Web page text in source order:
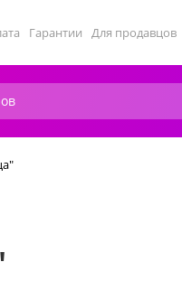
Гарантии Для продавцов